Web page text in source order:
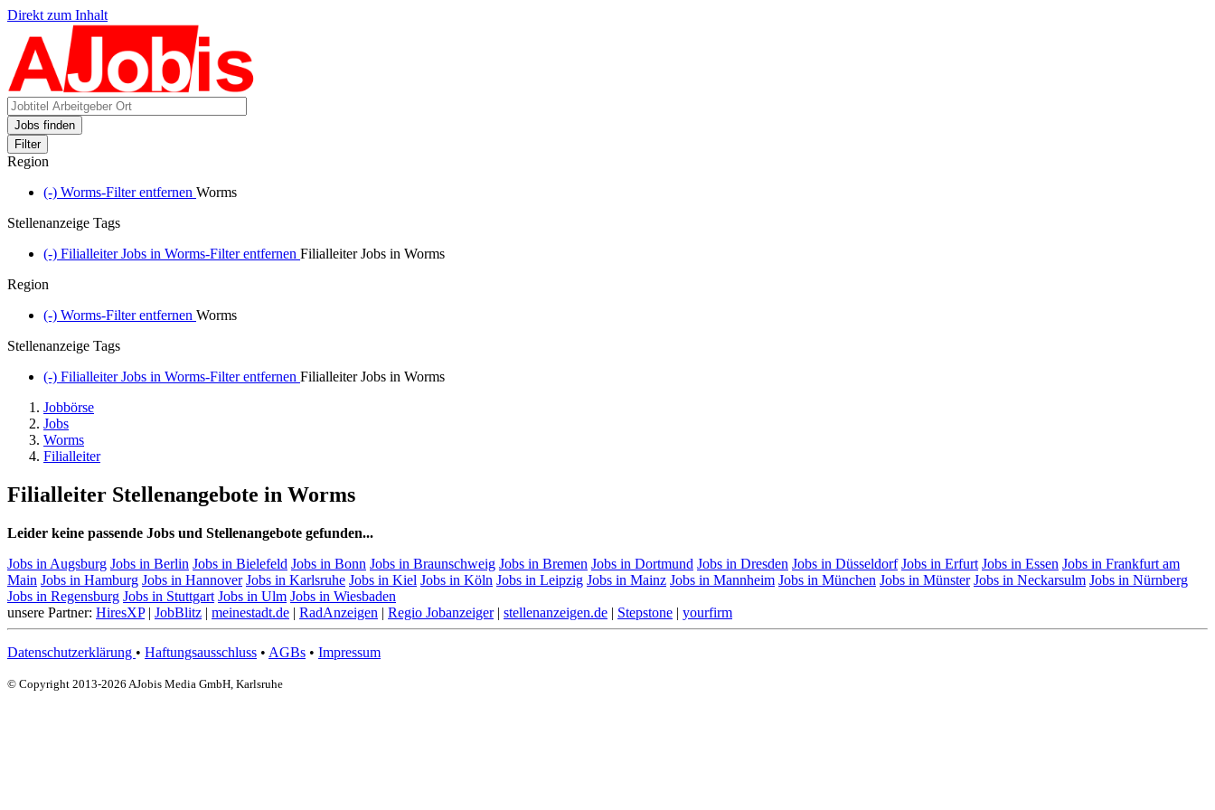
Direkt zum Inhalt
Jobs finden
Filter
Region
(-) Worms-Filter entfernen Worms
Stellenanzeige Tags
(-) Filialleiter Jobs in Worms-Filter entfernen Filialleiter Jobs in Worms
Region
(-) Worms-Filter entfernen Worms
Stellenanzeige Tags
(-) Filialleiter Jobs in Worms-Filter entfernen Filialleiter Jobs in Worms
Jobbörse
Jobs
Worms
Filialleiter
Filialleiter Stellenangebote in Worms
Leider keine passende Jobs und Stellenangebote gefunden...
Jobs in Augsburg Jobs in Berlin Jobs in Bielefeld Jobs in Bonn Jobs in Braunschweig Jobs in Bremen Jobs in Dortmund Jobs in Dresden Jobs in Düsseldorf Jobs in Erfurt Jobs in Essen Jobs in Frankfurt am
Main Jobs in Hamburg Jobs in Hannover Jobs in Karlsruhe Jobs in Kiel Jobs in Köln Jobs in Leipzig Jobs in Mainz Jobs in Mannheim Jobs in München Jobs in Münster Jobs in Neckarsulm Jobs in Nürnberg
Jobs in Regensburg Jobs in Stuttgart Jobs in Ulm Jobs in Wiesbaden
unsere Partner: HiresXP| JobBlitz | meinestadt.de | RadAnzeigen | Regio Jobanzeiger| stellenanzeigen.de | Stepstone | yourfirm
Datenschutzerklärung • Haftungsausschluss • AGBs • Impressum
© Copyright 2013-2026 AJobis Media GmbH, Karlsruhe